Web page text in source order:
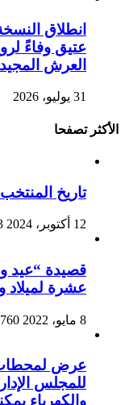
انطلاق
عتيق وفاءً
العرش المجيد
31 يوليو، 2026
الأكثر تصفحا
تاريخ
12 أكتوبر، 2024
قصيدة “عيد
عشرة لميلاد
8 مايو، 2022
عرض لمحطات
للمجلس
والكهرباء